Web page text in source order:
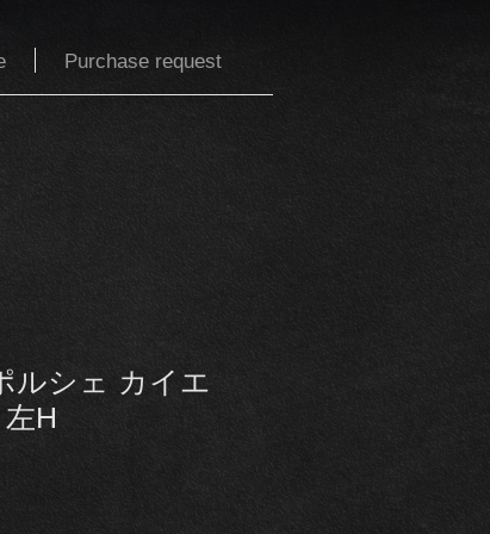
Purchase request
シェ カイエ
H